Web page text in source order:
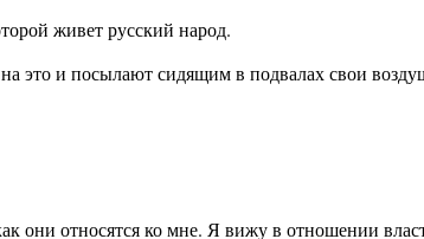
живет русский народ.
это и посылают сидящим в подвалах свои
они относятся ко мне. Я вижу в отношении